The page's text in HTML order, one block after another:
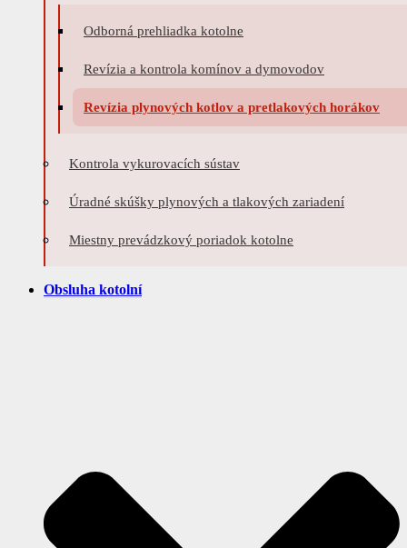
Odborná prehliadka kotolne
Revízia a kontrola komínov a dymovodov
Revízia plynových kotlov a pretlakových horákov
Kontrola vykurovacích sústav
Úradné skúšky plynových a tlakových zariadení
Miestny prevádzkový poriadok kotolne
Obsluha kotolní